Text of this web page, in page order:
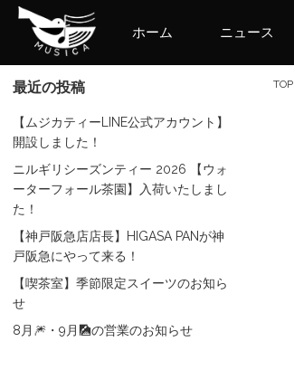
ホーム ニュース
TOP
最近の投稿
【ムジカティーLINE公式アカウント】
開設しました！
ニルギリシーズンティー 2026 【ウォ
ーターフォール茶園】入荷いたしまし
た！
【神戸阪急店店長】HIGASA PANが神
戸阪急にやって来る！
【喫茶室】季節限定スイーツのお知ら
せ
8月🎆・9月🎑の営業のお知らせ